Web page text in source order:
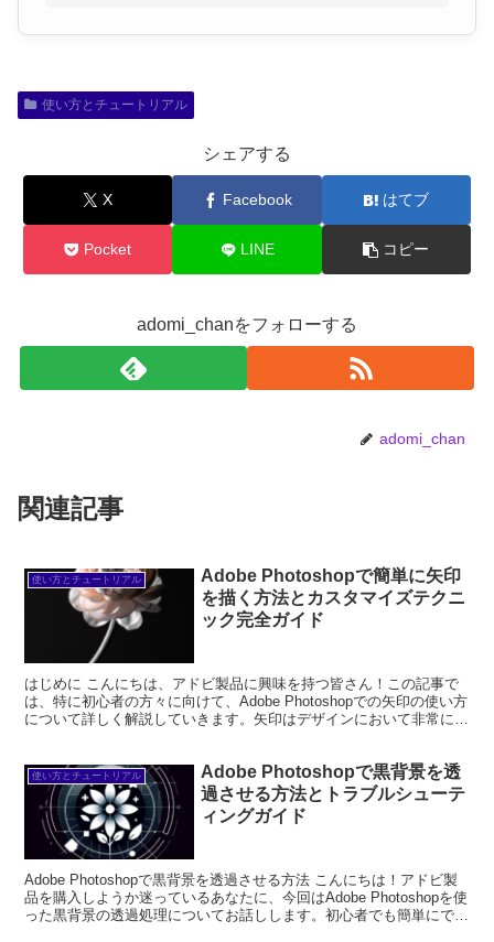
使い方とチュートリアル
シェアする
X Facebook はてブ
Pocket LINE コピー
adomi_chanをフォローする
adomi_chan
関連記事
使い方とチュートリアル
Adobe Photoshopで簡単に矢印
を描く方法とカスタマイズテクニ
ック完全ガイド
はじめに こんにちは、アドビ製品に興味を持つ皆さん！この記事で
は、特に初心者の方々に向けて、Adobe Photoshopでの矢印の使い方
について詳しく解説していきます。矢印はデザインにおいて非常に便
使い方とチュートリアル
Adobe Photoshopで黒背景を透
過させる方法とトラブルシューテ
ィングガイド
Adobe Photoshopで黒背景を透過させる方法 こんにちは！アドビ製
品を購入しようか迷っているあなたに、今回はAdobe Photoshopを使
った黒背景の透過処理についてお話しします。初心者でも簡単にでき